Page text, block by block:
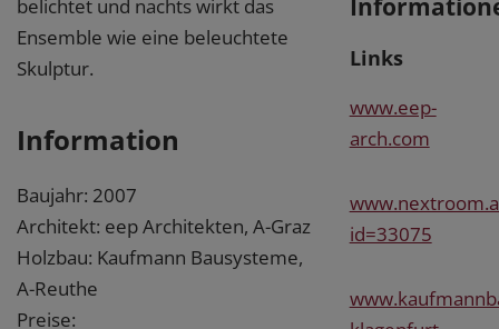
belichtet und nachts wirkt das
Ensemble wie eine beleuchtete
Skulptur.
Information
Baujahr: 2007
Architekt: eep Architekten, A-Graz
Holzbau: Kaufmann Bausysteme,
A-Reuthe
Preise:
Links
www.eep-
arch.com
id=33075